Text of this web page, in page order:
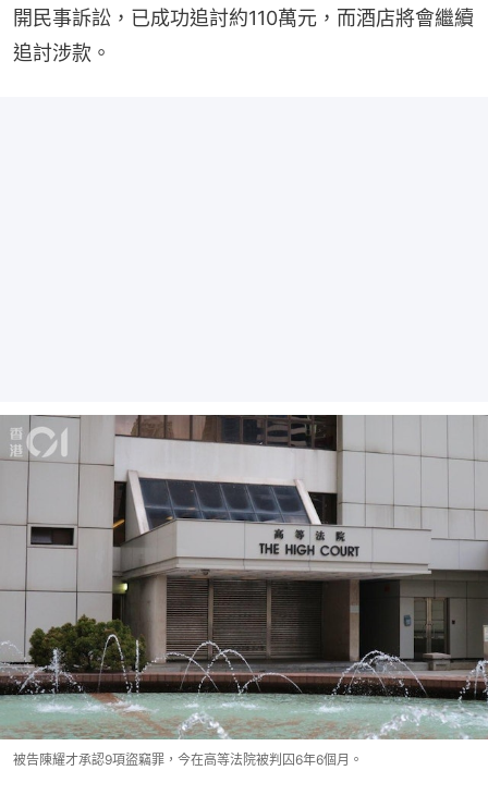
開民事訴訟，已成功追討約110萬元，而酒店將會繼續
追討涉款。
被告陳耀才承認9項盜竊罪，今在高等法院被判囚6年6個月。